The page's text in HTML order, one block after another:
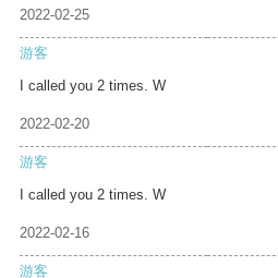
2022-02-25
游客
I called you 2 times. W
2022-02-20
游客
I called you 2 times. W
2022-02-16
游客